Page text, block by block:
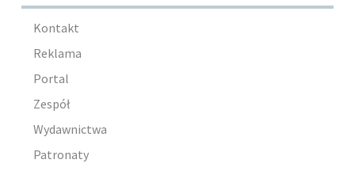
Kontakt
Reklama
Portal
Zespół
Wydawnictwa
Patronaty